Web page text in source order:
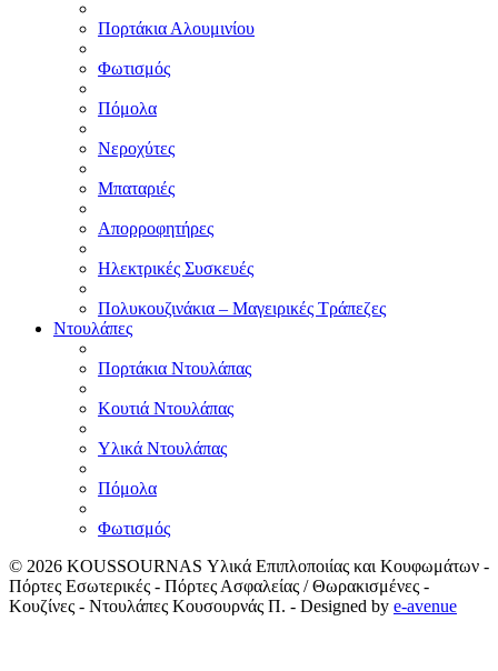
Πορτάκια Αλουμινίου
Φωτισμός
Πόμολα
Νεροχύτες
Μπαταριές
Απορροφητήρες
Ηλεκτρικές Συσκευές
Πολυκουζινάκια – Μαγειρικές Τράπεζες
Ντουλάπες
Πορτάκια Ντουλάπας
Κουτιά Ντουλάπας
Υλικά Ντουλάπας
Πόμολα
Φωτισμός
© 2026 KOUSSOURNAS Υλικά Επιπλοποιίας και Κουφωμάτων -
Πόρτες Εσωτερικές - Πόρτες Ασφαλείας / Θωρακισμένες -
Κουζίνες - Ντουλάπες Κουσουρνάς Π. - Designed by e-avenue